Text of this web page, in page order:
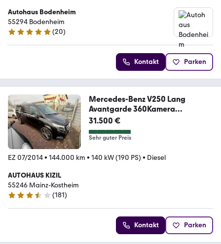
Autohaus Bodenheim
55294 Bodenheim
4.9 Sterne
(20)
Kontakt Parken
Mercedes-Benz V250 Lang
Avantgarde 360Kamera
Sportpaket 7 Sitz
31.500 €
Sehr guter Preis
EZ 07/2014• 144.000 km • 140 kW (190 PS) • Diesel
AUTOHAUS KIZIL
55246 Mainz-Kostheim
3.6 Sterne
(181)
Kontakt Parken